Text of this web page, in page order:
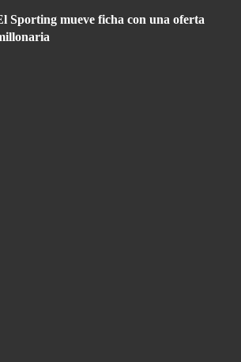
Sporting mueve ficha con una oferta